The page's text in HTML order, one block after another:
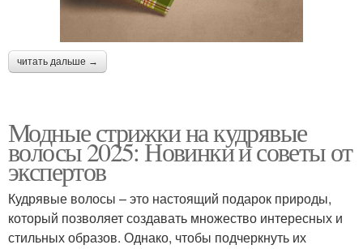
читать дальше →
Модные стрижки на кудрявые
волосы 2025: Новинки и советы от
экспертов
Кудрявые волосы – это настоящий подарок природы,
который позволяет создавать множество интересных и
стильных образов. Однако, чтобы подчеркнуть их